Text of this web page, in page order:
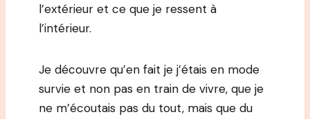
l’extérieur et ce que je ressent à
l’intérieur.
Je découvre qu’en fait je j’étais en mode
survie et non pas en train de vivre, que je
ne m’écoutais pas du tout, mais que du